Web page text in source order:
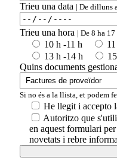
Trieu una data | De dilluns
Trieu una hora | De 8 ha 17
10 h -11 h
13 h -14 h
Quins documents
Si no és a la llista, et podem
He llegit i accepto
Autoritzo que
en aquest formulari
novetats i rebre